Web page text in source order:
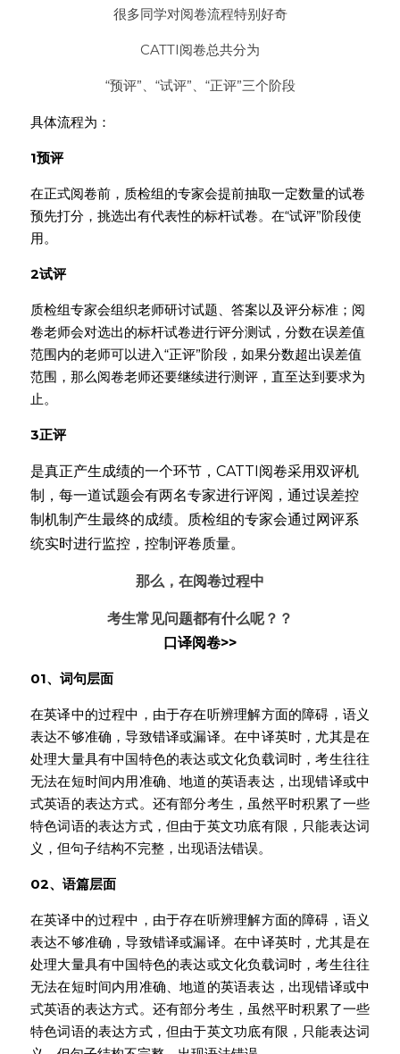
很多同学对阅卷流程特别好奇
CATTI阅卷总共分为
“预评”、“试评”、“正评”三个阶段
具体流程为：
1预评
在正式阅卷前，质检组的专家会提前抽取一定数量的试卷
预先打分，挑选出有代表性的标杆试卷。在“试评”阶段使
用。
2试评
质检组专家会组织老师研讨试题、答案以及评分标准；阅
卷老师会对选出的标杆试卷进行评分测试，分数在误差值
范围内的老师可以进入“正评”阶段，如果分数超出误差值
范围，那么阅卷老师还要继续进行测评，直至达到要求为
止。
3正评
是真正产生成绩的一个环节，CATTI阅卷采用双评机
制，每一道试题会有两名专家进行评阅，通过误差控
制机制产生最终的成绩。质检组的专家会通过网评系
统实时进行监控，控制评卷质量。
那么，在阅卷过程中
考生常见问题都有什么呢？？
口译阅卷>>
01、 词句层面
在英译中的过程中，由于存在听辨理解方面的障碍，语义
表达不够准确，导致错译或漏译。在中译英时，尤其是在
处理大量具有中国特色的表达或文化负载词时，考生往往
无法在短时间内用准确、地道的英语表达，出现错译或中
式英语的表达方式。还有部分考生，虽然平时积累了一些
特色词语的表达方式，但由于英文功底有限，只能表达词
义，但句子结构不完整，出现语法错误。
02、 语篇层面
在英译中的过程中，由于存在听辨理解方面的障碍，语义
表达不够准确，导致错译或漏译。在中译英时，尤其是在
处理大量具有中国特色的表达或文化负载词时，考生往往
无法在短时间内用准确、地道的英语表达，出现错译或中
式英语的表达方式。还有部分考生，虽然平时积累了一些
特色词语的表达方式，但由于英文功底有限，只能表达词